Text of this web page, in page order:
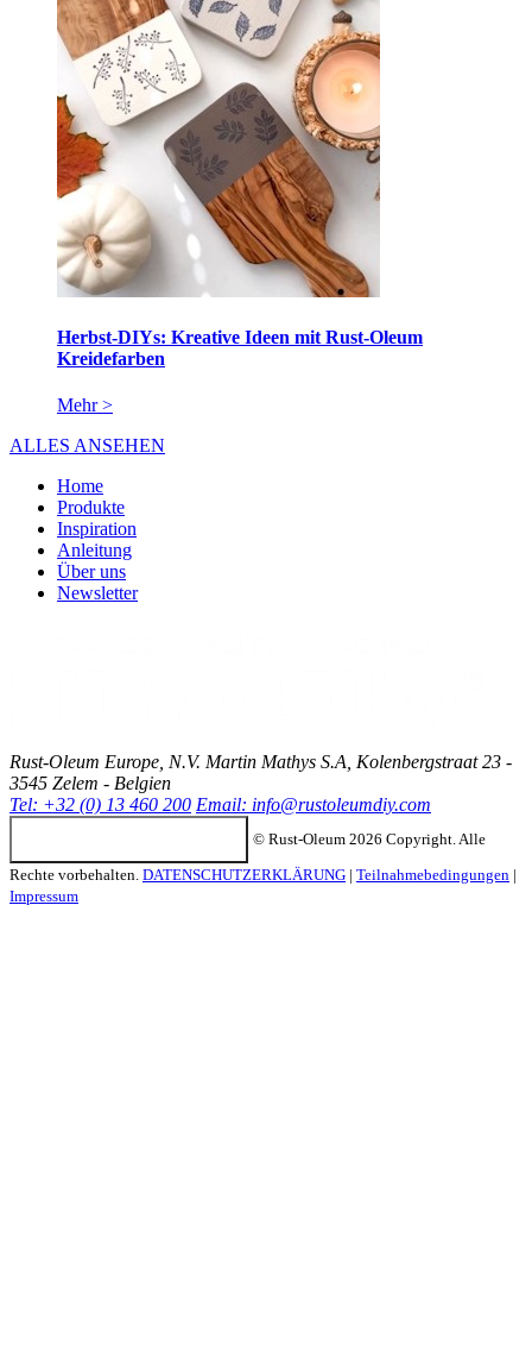
Herbst-DIYs: Kreative Ideen mit Rust-Oleum
Kreidefarben
Mehr >
ALLES ANSEHEN
Home
Produkte
Inspiration
Anleitung
Über uns
Newsletter
Rust-Oleum Europe, N.V. Martin Mathys S.A, Kolenbergstraat 23 -
3545 Zelem - Belgien
Tel: +32 (0) 13 460 200 Email: info@rustoleumdiy.com
© Rust-Oleum 2026 Copyright. Alle
Rechte vorbehalten. DATENSCHUTZERKLÄRUNG | Teilnahmebedingungen |
Impressum